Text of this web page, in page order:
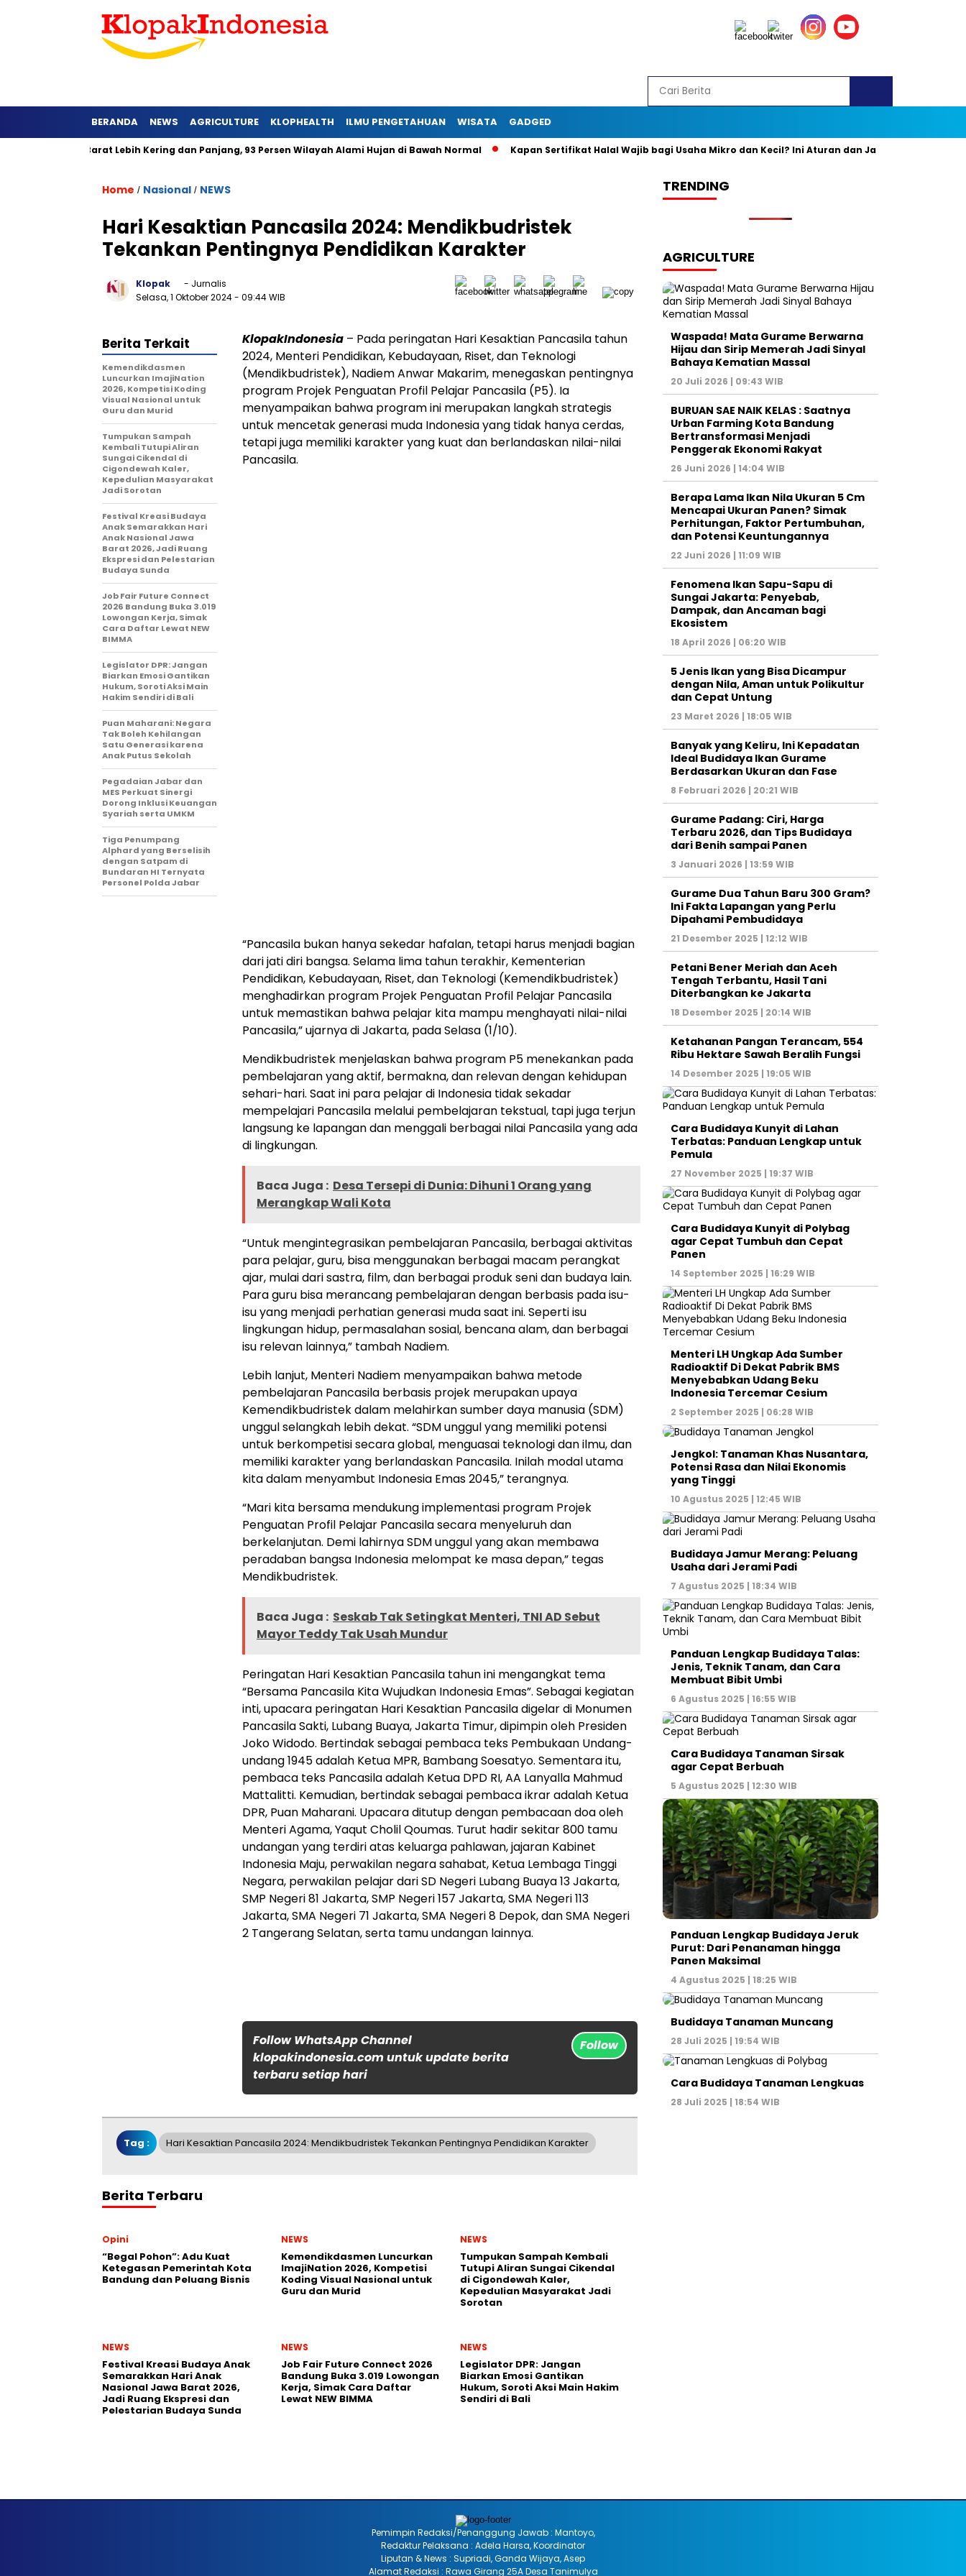
BERANDA NEWS AGRICULTURE KLOPHEALTH ILMU PENGETAHUAN WISATA GADGED
di Jawa Barat Lebih Kering dan Panjang, 93 Persen Wilayah Alami Hujan di Bawah Normal Kapan Sertifikat Halal Wajib bagi Usaha Mikro dan Kecil? Ini Aturan dan Jadwal Resminya
Home / Nasional / NEWS
Hari Kesaktian Pancasila 2024: Mendikbudristek
Tekankan Pentingnya Pendidikan Karakter
Klopak
- Jurnalis
Selasa, 1 Oktober 2024- 09:44 WIB
KlopakIndonesia – Pada peringatan Hari Kesaktian Pancasila tahun
2024, Menteri Pendidikan, Kebudayaan, Riset, dan Teknologi
(Mendikbudristek), Nadiem Anwar Makarim, menegaskan pentingnya
program Projek Penguatan Profil Pelajar Pancasila (P5). Ia
menyampaikan bahwa program ini merupakan langkah strategis
untuk mencetak generasi muda Indonesia yang tidak hanya cerdas,
tetapi juga memiliki karakter yang kuat dan berlandaskan nilai-nilai
Pancasila.
“Pancasila bukan hanya sekedar hafalan, tetapi harus menjadi bagian
dari jati diri bangsa. Selama lima tahun terakhir, Kementerian
Pendidikan, Kebudayaan, Riset, dan Teknologi (Kemendikbudristek)
menghadirkan program Projek Penguatan Profil Pelajar Pancasila
untuk memastikan bahwa pelajar kita mampu menghayati nilai-nilai
Pancasila,” ujarnya di Jakarta, pada Selasa (1/10).
Mendikbudristek menjelaskan bahwa program P5 menekankan pada
pembelajaran yang aktif, bermakna, dan relevan dengan kehidupan
sehari-hari. Saat ini para pelajar di Indonesia tidak sekadar
mempelajari Pancasila melalui pembelajaran tekstual, tapi juga terjun
langsung ke lapangan dan menggali berbagai nilai Pancasila yang ada
di lingkungan.
Baca Juga : Desa Tersepi di Dunia: Dihuni 1 Orang yang
Merangkap Wali Kota
“Untuk mengintegrasikan pembelajaran Pancasila, berbagai aktivitas
para pelajar, guru, bisa menggunakan berbagai macam perangkat
ajar, mulai dari sastra, film, dan berbagai produk seni dan budaya lain.
Para guru bisa merancang pembelajaran dengan berbasis pada isu-
isu yang menjadi perhatian generasi muda saat ini. Seperti isu
lingkungan hidup, permasalahan sosial, bencana alam, dan berbagai
isu relevan lainnya,” tambah Nadiem.
Lebih lanjut, Menteri Nadiem menyampaikan bahwa metode
pembelajaran Pancasila berbasis projek merupakan upaya
Kemendikbudristek dalam melahirkan sumber daya manusia (SDM)
unggul selangkah lebih dekat. “SDM unggul yang memiliki potensi
untuk berkompetisi secara global, menguasai teknologi dan ilmu, dan
memiliki karakter yang berlandaskan Pancasila. Inilah modal utama
kita dalam menyambut Indonesia Emas 2045,” terangnya.
“Mari kita bersama mendukung implementasi program Projek
Penguatan Profil Pelajar Pancasila secara menyeluruh dan
berkelanjutan. Demi lahirnya SDM unggul yang akan membawa
peradaban bangsa Indonesia melompat ke masa depan,” tegas
Mendikbudristek.
Baca Juga : Seskab Tak Setingkat Menteri, TNI AD Sebut
Mayor Teddy Tak Usah Mundur
Peringatan Hari Kesaktian Pancasila tahun ini mengangkat tema
“Bersama Pancasila Kita Wujudkan Indonesia Emas”. Sebagai kegiatan
inti, upacara peringatan Hari Kesaktian Pancasila digelar di Monumen
Pancasila Sakti, Lubang Buaya, Jakarta Timur, dipimpin oleh Presiden
Joko Widodo. Bertindak sebagai pembaca teks Pembukaan Undang-
undang 1945 adalah Ketua MPR, Bambang Soesatyo. Sementara itu,
pembaca teks Pancasila adalah Ketua DPD RI, AA Lanyalla Mahmud
Mattalitti. Kemudian, bertindak sebagai pembaca ikrar adalah Ketua
DPR, Puan Maharani. Upacara ditutup dengan pembacaan doa oleh
Menteri Agama, Yaqut Cholil Qoumas. Turut hadir sekitar 800 tamu
undangan yang terdiri atas keluarga pahlawan, jajaran Kabinet
Indonesia Maju, perwakilan negara sahabat, Ketua Lembaga Tinggi
Negara, perwakilan pelajar dari SD Negeri Lubang Buaya 13 Jakarta,
SMP Negeri 81 Jakarta, SMP Negeri 157 Jakarta, SMA Negeri 113
Jakarta, SMA Negeri 71 Jakarta, SMA Negeri 8 Depok, dan SMA Negeri
2 Tangerang Selatan, serta tamu undangan lainnya.
Follow WhatsApp Channel
klopakindonesia.com untuk update berita
terbaru setiap hari
Follow
Berita Terkait
Kemendikdasmen
Luncurkan ImajiNation
2026, Kompetisi Koding
Visual Nasional untuk
Guru dan Murid
Tumpukan Sampah
Kembali Tutupi Aliran
Sungai Cikendal di
Cigondewah Kaler,
Kepedulian Masyarakat
Jadi Sorotan
Festival Kreasi Budaya
Anak Semarakkan Hari
Anak Nasional Jawa
Barat 2026, Jadi Ruang
Ekspresi dan Pelestarian
Budaya Sunda
Job Fair Future Connect
2026 Bandung Buka 3.019
Lowongan Kerja, Simak
Cara Daftar Lewat NEW
BIMMA
Legislator DPR: Jangan
Biarkan Emosi Gantikan
Hukum, Soroti Aksi Main
Hakim Sendiri di Bali
Puan Maharani: Negara
Tak Boleh Kehilangan
Satu Generasi karena
Anak Putus Sekolah
Pegadaian Jabar dan
MES Perkuat Sinergi
Dorong Inklusi Keuangan
Syariah serta UMKM
Tiga Penumpang
Alphard yang Berselisih
dengan Satpam di
Bundaran HI Ternyata
Personel Polda Jabar
Tag : Hari Kesaktian Pancasila 2024: Mendikbudristek Tekankan Pentingnya Pendidikan Karakter
Berita Terbaru
Opini
“Begal Pohon”: Adu Kuat
Ketegasan Pemerintah Kota
Bandung dan Peluang Bisnis
NEWS
Kemendikdasmen Luncurkan
ImajiNation 2026, Kompetisi
Koding Visual Nasional untuk
Guru dan Murid
NEWS
Tumpukan Sampah Kembali
Tutupi Aliran Sungai Cikendal
di Cigondewah Kaler,
Kepedulian Masyarakat Jadi
Sorotan
NEWS
Festival Kreasi Budaya Anak
Semarakkan Hari Anak
Nasional Jawa Barat 2026,
Jadi Ruang Ekspresi dan
Pelestarian Budaya Sunda
NEWS
Job Fair Future Connect 2026
Bandung Buka 3.019 Lowongan
Kerja, Simak Cara Daftar
Lewat NEW BIMMA
NEWS
Legislator DPR: Jangan
Biarkan Emosi Gantikan
Hukum, Soroti Aksi Main Hakim
Sendiri di Bali
TRENDING
AGRICULTURE
Waspada! Mata Gurame Berwarna
Hijau dan Sirip Memerah Jadi Sinyal
Bahaya Kematian Massal
20 Juli 2026 | 09:43 WIB
BURUAN SAE NAIK KELAS : Saatnya
Urban Farming Kota Bandung
Bertransformasi Menjadi
Penggerak Ekonomi Rakyat
26 Juni 2026 | 14:04 WIB
Berapa Lama Ikan Nila Ukuran 5 Cm
Mencapai Ukuran Panen? Simak
Perhitungan, Faktor Pertumbuhan,
dan Potensi Keuntungannya
22 Juni 2026 | 11:09 WIB
Fenomena Ikan Sapu-Sapu di
Sungai Jakarta: Penyebab,
Dampak, dan Ancaman bagi
Ekosistem
18 April 2026 | 06:20 WIB
5 Jenis Ikan yang Bisa Dicampur
dengan Nila, Aman untuk Polikultur
dan Cepat Untung
23 Maret 2026 | 18:05 WIB
Banyak yang Keliru, Ini Kepadatan
Ideal Budidaya Ikan Gurame
Berdasarkan Ukuran dan Fase
8 Februari 2026 | 20:21 WIB
Gurame Padang: Ciri, Harga
Terbaru 2026, dan Tips Budidaya
dari Benih sampai Panen
3 Januari 2026 | 13:59 WIB
Gurame Dua Tahun Baru 300 Gram?
Ini Fakta Lapangan yang Perlu
Dipahami Pembudidaya
21 Desember 2025 | 12:12 WIB
Petani Bener Meriah dan Aceh
Tengah Terbantu, Hasil Tani
Diterbangkan ke Jakarta
18 Desember 2025 | 20:14 WIB
Ketahanan Pangan Terancam, 554
Ribu Hektare Sawah Beralih Fungsi
14 Desember 2025 | 19:05 WIB
Cara Budidaya Kunyit di Lahan
Terbatas: Panduan Lengkap untuk
Pemula
27 November 2025 | 19:37 WIB
Cara Budidaya Kunyit di Polybag
agar Cepat Tumbuh dan Cepat
Panen
14 September 2025 | 16:29 WIB
Menteri LH Ungkap Ada Sumber
Radioaktif Di Dekat Pabrik BMS
Menyebabkan Udang Beku
Indonesia Tercemar Cesium
2 September 2025 | 06:28 WIB
Jengkol: Tanaman Khas Nusantara,
Potensi Rasa dan Nilai Ekonomis
yang Tinggi
10 Agustus 2025 | 12:45 WIB
Budidaya Jamur Merang: Peluang
Usaha dari Jerami Padi
7 Agustus 2025 | 18:34 WIB
Panduan Lengkap Budidaya Talas:
Jenis, Teknik Tanam, dan Cara
Membuat Bibit Umbi
6 Agustus 2025 | 16:55 WIB
Cara Budidaya Tanaman Sirsak
agar Cepat Berbuah
5 Agustus 2025 | 12:30 WIB
Panduan Lengkap Budidaya Jeruk
Purut: Dari Penanaman hingga
Panen Maksimal
4 Agustus 2025 | 18:25 WIB
Budidaya Tanaman Muncang
28 Juli 2025 | 19:54 WIB
Cara Budidaya Tanaman Lengkuas
28 Juli 2025 | 18:54 WIB
Pemimpin Redaksi/Penanggung Jawab : Mantoyo,
Redaktur Pelaksana : Adela Harsa, Koordinator
Liputan & News : Supriadi, Ganda Wijaya, Asep
Alamat Redaksi : Rawa Girang 25A Desa Tanimulya